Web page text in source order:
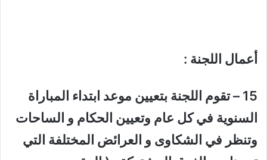
أعمال اللجنة :
15 – تقوم اللجنة بتعيين موعد ابتداء المباراة
السنوية في كل عام وتعيين الحكام و الساحات
وتنظر في الشكاوى و العرائض المختلفة التي